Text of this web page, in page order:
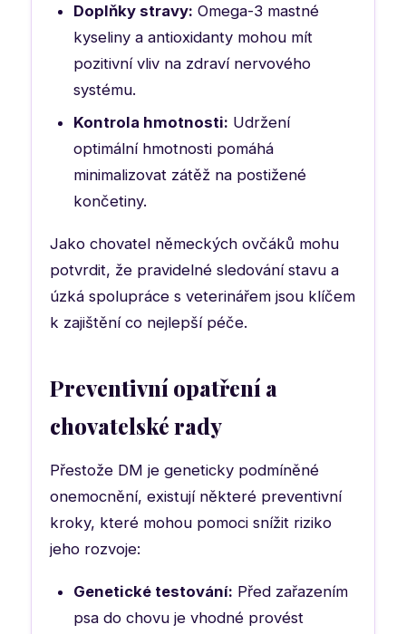
Doplňky stravy: Omega-3 mastné
kyseliny a antioxidanty mohou mít
pozitivní vliv na zdraví nervového
systému.
Kontrola hmotnosti: Udržení
optimální hmotnosti pomáhá
minimalizovat zátěž na postižené
končetiny.
Jako chovatel německých ovčáků mohu
potvrdit, že pravidelné sledování stavu a
úzká spolupráce s veterinářem jsou klíčem
k zajištění co nejlepší péče.
Preventivní opatření a
chovatelské rady
Přestože DM je geneticky podmíněné
onemocnění, existují některé preventivní
kroky, které mohou pomoci snížit riziko
jeho rozvoje:
Genetické testování: Před zařazením
psa do chovu je vhodné provést